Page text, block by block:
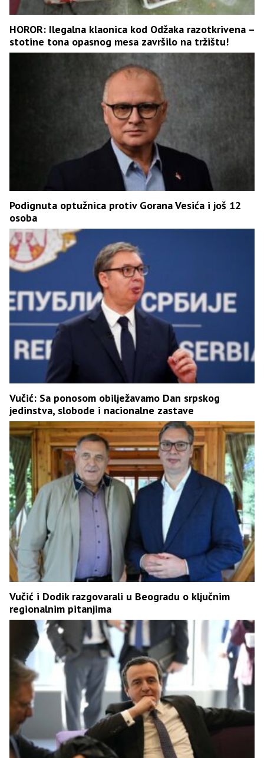
HOROR: Ilegalna klaonica kod Odžaka razotkrivena –
stotine tona opasnog mesa završilo na tržištu!
Podignuta optužnica protiv Gorana Vesića i još 12
osoba
Vučić: Sa ponosom obilježavamo Dan srpskog
jedinstva, slobode i nacionalne zastave
Vučić i Dodik razgovarali u Beogradu o ključnim
regionalnim pitanjima